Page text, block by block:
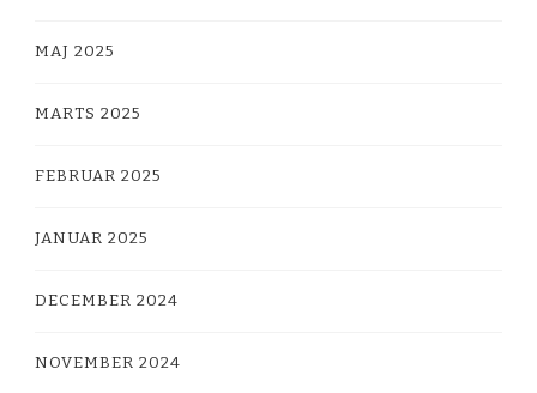
MAJ 2025
MARTS 2025
FEBRUAR 2025
JANUAR 2025
DECEMBER 2024
NOVEMBER 2024